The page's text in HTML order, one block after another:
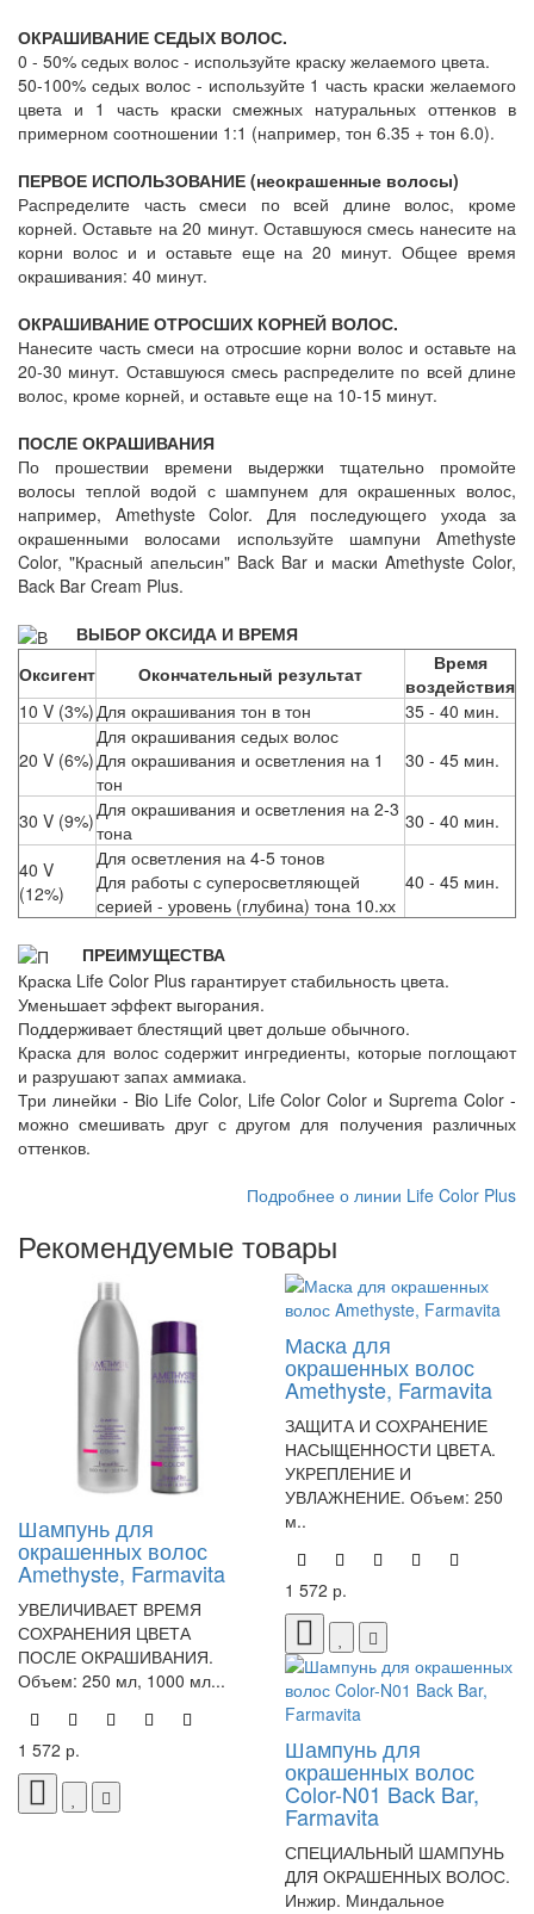
ОКРАШИВАНИЕ СЕДЫХ ВОЛОС.
0 - 50% седых волос - используйте краску желаемого цвета.
50-100% седых волос - используйте 1 часть краски желаемого
цвета и 1 часть краски смежных натуральных оттенков в
примерном соотношении 1:1 (например, тон 6.35 + тон 6.0).
ПЕРВОЕ ИСПОЛЬЗОВАНИЕ (неокрашенные волосы)
Распределите часть смеси по всей длине волос, кроме
корней. Оставьте на 20 минут. Оставшуюся смесь нанесите на
корни волос и и оставьте еще на 20 минут. Общее время
окрашивания: 40 минут.
ОКРАШИВАНИЕ ОТРОСШИХ КОРНЕЙ ВОЛОС.
Нанесите часть смеси на отросшие корни волос и оставьте на
20-30 минут. Оставшуюся смесь распределите по всей длине
волос, кроме корней, и оставьте еще на 10-15 минут.
ПОСЛЕ ОКРАШИВАНИЯ
По прошествии времени выдержки тщательно промойте
волосы теплой водой с шампунем для окрашенных волос,
например, Amethyste Color. Для последующего ухода за
окрашенными волосами используйте шампуни Amethyste
Color, "Красный апельсин" Back Bar и маски Amethyste Color,
Back Bar Cream Plus.
ВЫБОР ОКСИДА И ВРЕМЯ
Оксигент
Окончательный результат
Время
воздействия
10 V (3%) Для окрашивания тон в тон 35 - 40 мин.
20 V (6%)
Для окрашивания седых волос
Для окрашивания и осветления на 1
тон
30 - 45 мин.
30 V (9%) Для окрашивания и осветления на 2-3
тона
30 - 40 мин.
40 V
(12%)
Для осветления на 4-5 тонов
Для работы с суперосветляющей
серией - уровень (глубина) тона 10.хх
40 - 45 мин.
ПРЕИМУЩЕСТВА
Краска Life Color Plus гарантирует стабильность цвета.
Уменьшает эффект выгорания.
Поддерживает блестящий цвет дольше обычного.
Краска для волос содержит ингредиенты, которые поглощают
и разрушают запах аммиака.
Три линейки - Bio Life Color, Life Color Color и Suprema Color -
можно смешивать друг с другом для получения различных
оттенков.
Подробнее о линии Life Color Plus
Рекомендуемые товары
Шампунь для
окрашенных волос
Amethyste, Farmavita
УВЕЛИЧИВАЕТ ВРЕМЯ
СОХРАНЕНИЯ ЦВЕТА
ПОСЛЕ ОКРАШИВАНИЯ.
Объем: 250 мл, 1000 мл...
1 572 р.
Маска для
окрашенных волос
Amethyste, Farmavita
ЗАЩИТА И СОХРАНЕНИЕ
НАСЫЩЕННОСТИ ЦВЕТА.
УКРЕПЛЕНИЕ И
УВЛАЖНЕНИЕ. Объем: 250
м..
1 572 р.
Шампунь для
окрашенных волос
Color-N01 Back Bar,
Farmavita
СПЕЦИАЛЬНЫЙ ШАМПУНЬ
ДЛЯ ОКРАШЕННЫХ ВОЛОС.
Инжир. Миндальное